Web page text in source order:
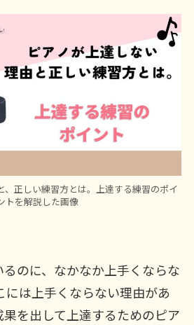
、正しい練習方とは。上達する練習のポイ
トを解説した画像
るのに、なかなか上手くならな
には上手くならない理由があ
果を出して上達するためのピア